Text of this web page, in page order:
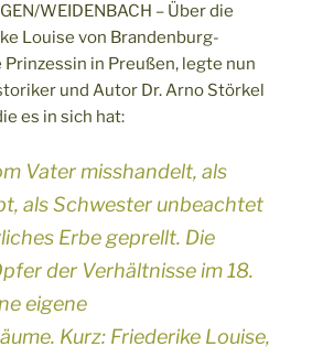
WEIDENBACH – Über die
Louise von Brandenburg-
in Preußen, legte nun
und Autor Dr. Arno Störkel
es in sich hat:
Vater misshandelt, als
als Schwester unbeachtet
Erbe geprellt. Die
der Verhältnisse im 18.
eigene
Kurz: Friederike Louise,